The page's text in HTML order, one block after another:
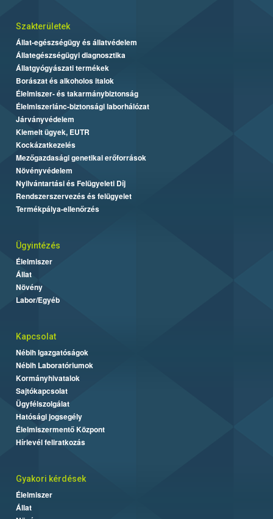
Szakterületek
Állat-egészségügy és állatvédelem
Állategészségügyi diagnosztika
Állatgyógyászati termékek
Borászat és alkoholos italok
Élelmiszer- és takarmánybiztonság
Élelmiszerlánc-biztonsági laborhálózat
Járványvédelem
Kiemelt ügyek, EUTR
Kockázatkezelés
Mezőgazdasági genetikai erőforrások
Növényvédelem
Nyilvántartási és Felügyeleti Díj
Rendszerszervezés és felügyelet
Termékpálya-ellenőrzés
Ügyintézés
Élelmiszer
Állat
Növény
Labor/Egyéb
Kapcsolat
Nébih Igazgatóságok
Nébih Laboratóriumok
Kormányhivatalok
Sajtókapcsolat
Ügyfélszolgálat
Hatósági jogsegély
Élelmiszermentő Központ
Hírlevél feliratkozás
Gyakori kérdések
Élelmiszer
Állat